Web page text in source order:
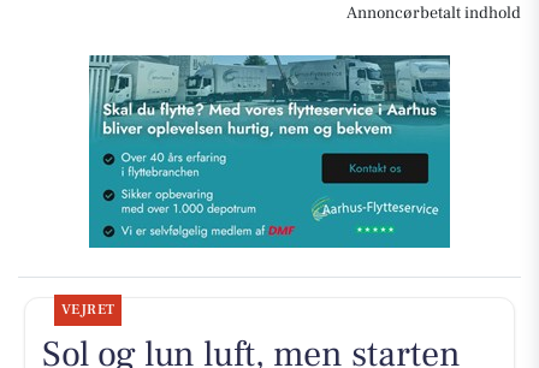
Annoncørbetalt indhold
VEJRET
Sol og lun luft, men starten